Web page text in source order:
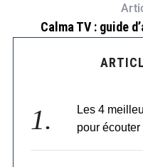
Calma TV : guide
Les 4
pour